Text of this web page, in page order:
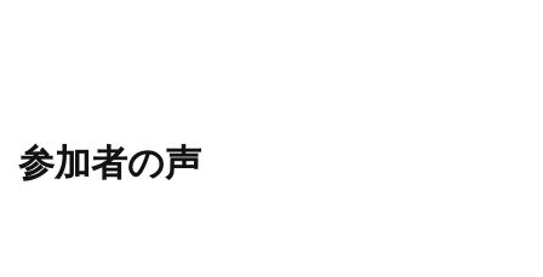
参加者の声